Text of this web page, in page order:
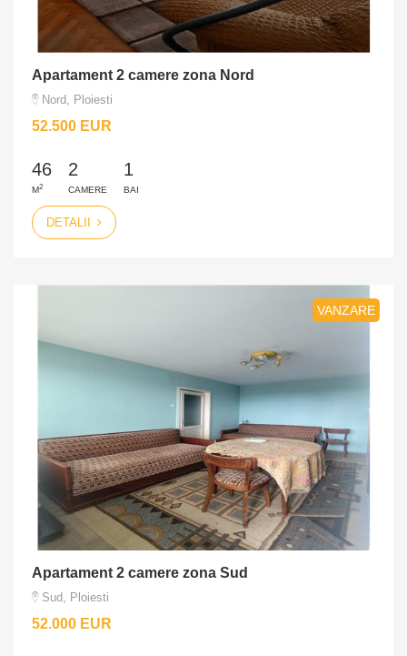
Apartament 2 camere zona Nord
Nord, Ploiesti
52.500 EUR
46
M2
2
CAMERE
1
BAI
DETALII
VANZARE
Apartament 2 camere zona Sud
Sud, Ploiesti
52.000 EUR